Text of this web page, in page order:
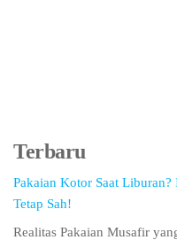
Terbaru
Pakaian Kotor Saat Liburan?
Tetap Sah!
Realitas Pakaian Musafir